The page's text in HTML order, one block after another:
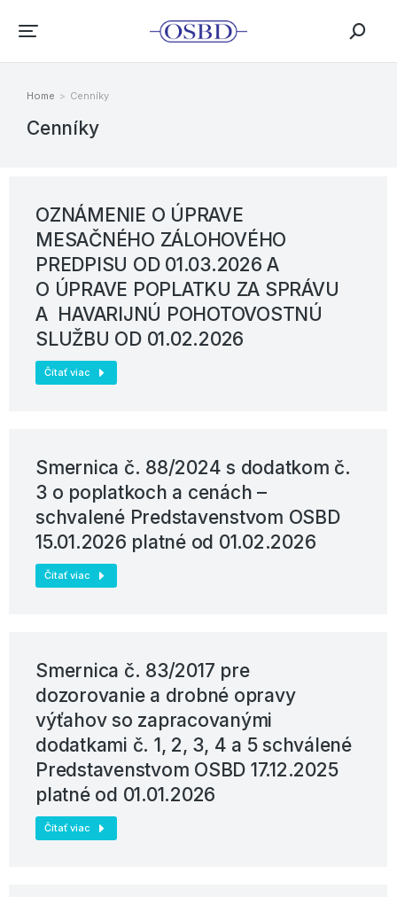
Cenníky
You are here:
Home Cenníky
OZNÁMENIE O ÚPRAVE
MESAČNÉHO ZÁLOHOVÉHO
PREDPISU OD 01.03.2026 A
O ÚPRAVE POPLATKU ZA SPRÁVU
A HAVARIJNÚ POHOTOVOSTNÚ
SLUŽBU OD 01.02.2026
Čítať viac
Smernica č. 88/2024 s dodatkom č.
3 o poplatkoch a cenách –
schvalené Predstavenstvom OSBD
15.01.2026 platné od 01.02.2026
Čítať viac
Smernica č. 83/2017 pre
dozorovanie a drobné opravy
výťahov so zapracovanými
dodatkami č. 1, 2, 3, 4 a 5 schválené
Predstavenstvom OSBD 17.12.2025
platné od 01.01.2026
Čítať viac